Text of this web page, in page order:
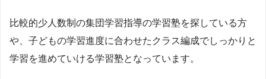
比較的少人数制の集団学習指導の学習塾を探している方
や、子どもの学習進度に合わせたクラス編成でしっかりと
学習を進めていける学習塾となっています。